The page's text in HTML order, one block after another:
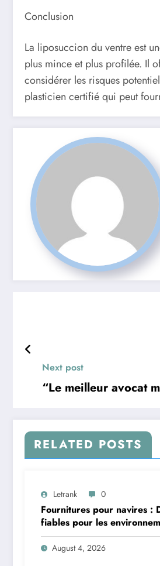
Conclusion
La liposuccion du ventre est
plus mince et plus profilée. Il
considérer les risques
plasticien certifié qui peut
Next post
“Le meilleur avocat
RELATED POSTS
Letrank 0
Fournitures pour navires :
fiables pour les
exigeants
August 4, 2026